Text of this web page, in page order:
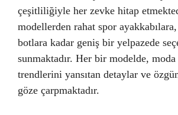
çeşitliliğiyle her zevke hitap
modellerden rahat spor
botlara kadar geniş bir yelpazede
sunmaktadır. Her bir modelde, moda
trendlerini yansıtan detaylar ve
göze çarpmaktadır.